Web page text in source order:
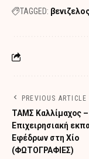
TAGGED:
PREVIOUS ARTICLE
ΤΑΜΣ Καλλίμαχος –
Επιχειρησιακή
Εφέδρων στη Χίο
(ΦΩΤΟΓΡΑΦΙΕΣ)